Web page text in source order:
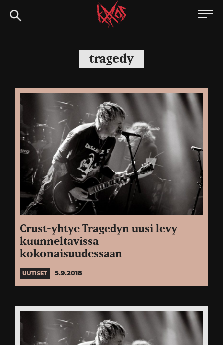
Siirry
suoraan
Kaaoszine
tragedy
Crust-yhtye Tragedyn uusi levy
kuunneltavissa
kokonaisuudessaan
UUTISET 5.9.2018